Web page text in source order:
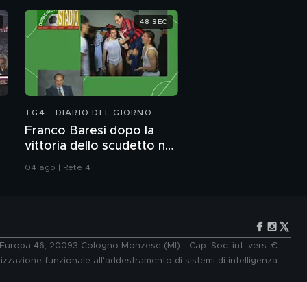
TG4 - DIARIO DEL GIORNO
Franco Baresi dopo la
vittoria dello scudetto nel
04 ago | Rete 4
48 SEC
46, 20093 Cologno Monzese (MI) - Cap. Soc. int. vers. €
funzionale all'addestramento di sistemi di intelligenza